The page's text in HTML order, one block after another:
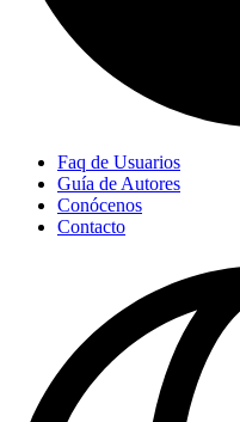
Faq de Usuarios
Guía de Autores
Conócenos
Contacto